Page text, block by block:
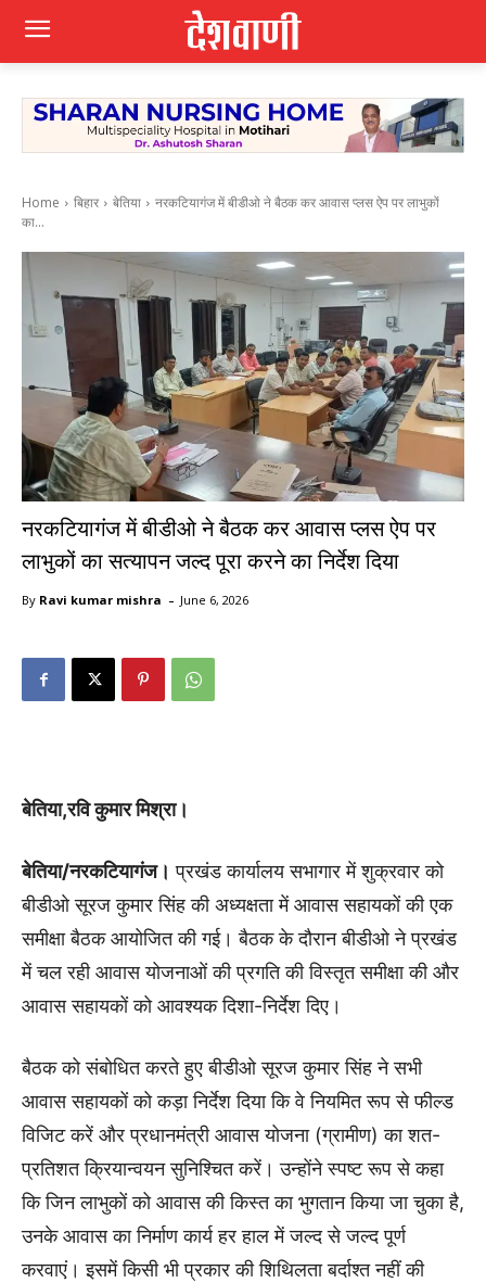
Home बिहार बेतिया
नरकटियागंज में बीडीओ ने बैठक कर आवास प्लस ऐप पर लाभुकों
का...
नरकटियागंज में बीडीओ ने बैठक कर आवास प्लस ऐप पर
लाभुकों का सत्यापन जल्द पूरा करने का निर्देश दिया
By Ravi kumar mishra - June 6, 2026
बेतिया,रवि कुमार मिश्रा।
बेतिया/​नरकटियागंज। प्रखंड कार्यालय सभागार में शुक्रवार को
बीडीओ सूरज कुमार सिंह की अध्यक्षता में आवास सहायकों की एक
समीक्षा बैठक आयोजित की गई। बैठक के दौरान बीडीओ ने प्रखंड
में चल रही आवास योजनाओं की प्रगति की विस्तृत समीक्षा की और
आवास सहायकों को आवश्यक दिशा-निर्देश दिए।
​बैठक को संबोधित करते हुए बीडीओ सूरज कुमार सिंह ने सभी
आवास सहायकों को कड़ा निर्देश दिया कि वे नियमित रूप से फील्ड
विजिट करें और प्रधानमंत्री आवास योजना (ग्रामीण) का शत-
प्रतिशत क्रियान्वयन सुनिश्चित करें। उन्होंने स्पष्ट रूप से कहा
कि जिन लाभुकों को आवास की किस्त का भुगतान किया जा चुका है,
उनके आवास का निर्माण कार्य हर हाल में जल्द से जल्द पूर्ण
करवाएं। इसमें किसी भी प्रकार की शिथिलता बर्दाश्त नहीं की